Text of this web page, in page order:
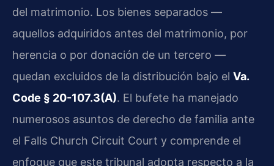
del matrimonio. Los bienes separados —
aquellos adquiridos antes del matrimonio, por
herencia o por donación de un tercero —
quedan excluidos de la distribución bajo el Va.
Code § 20-107.3(A). El bufete ha manejado
numerosos asuntos de derecho de familia ante
el Falls Church Circuit Court y comprende el
enfoque que este tribunal adopta respecto a la